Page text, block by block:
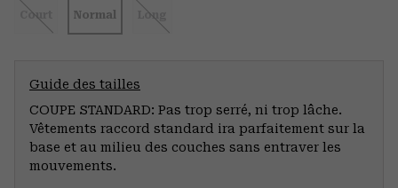
Court Normal Long
Guide des tailles
COUPE STANDARD: Pas trop serré, ni trop lâche.
Vêtements raccord standard ira parfaitement sur la
base et au milieu des couches sans entraver les
mouvements.